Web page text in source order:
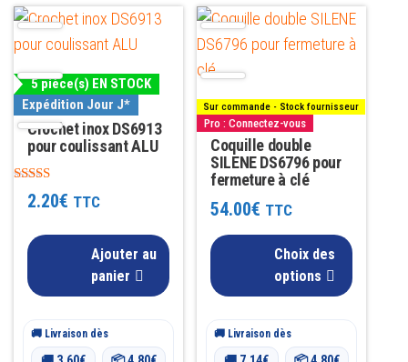
5 pièce(s) EN STOCK
Expédition Jour J*
Crochet inox DS6913
pour coulissant ALU
Note
5.00
2.20€ TTC
Ajouter au
panier
🚚 Livraison dès
Sur commande - Stock fournisseur
Pro : Connectez-vous
Coquille double
SILENE DS6796 pour
fermeture à clé
54.00€ TTC
Choix des
options
Ce
produit
a
variations.
Les
options
être
choisies
🚚 Livraison dès